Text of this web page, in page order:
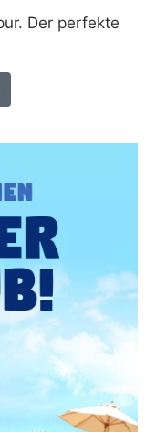
Der perfekte